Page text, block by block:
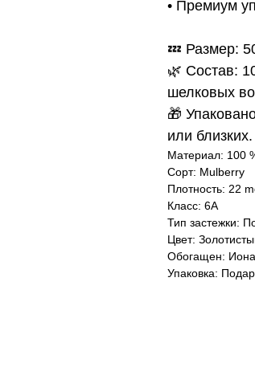
• Премиум
💤 Размер:
🌿 Состав:
шелковых
🎁
или близких.
Материал: 100
Сорт: Mulberry
Плотность: 22
Класс: 6А
Тип застежки:
Цвет:
Обогащен:
Упаковка: